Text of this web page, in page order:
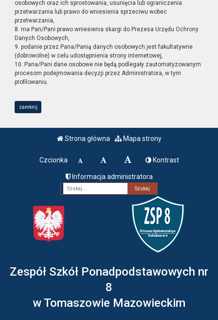
osobowych oraz ich sprostowania, usunięcia lub ograniczenia
przetwarzania lub prawo do wniesienia sprzeciwu wobec
przetwarzania,
8. ma Pan/Pani prawo wniesienia skargi do Prezesa Urzędu Ochrony
Danych Osobowych,
9. podanie przez Pana/Panią danych osobowych jest fakultatywne
(dobrowolne) w celu udostępnienia strony internetowej,
10. Pana/Pani dane osobowe nie będą podlegały zautomatyzowanym
procesom podejmowania decyzji przez Administratora, w tym
profilowaniu.
zamknij
Strona główna Mapa strony
Czcionka Kontrast
Informacja administratora
Fraza
Zespół Szkół Ponadpodstawowych nr
8
w Tomaszowie Mazowieckim